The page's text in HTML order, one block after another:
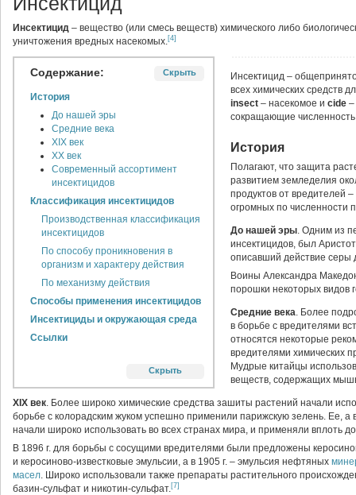
Инсектицид – вещество (или смесь веществ) химического либо
уничтожения вредных насекомых.[4]
Скрыть
Содержание: Скрыть
История
До нашей эры
Средние века
XIX век
XX век
Современный ассортимент
инсектицидов
Классификация инсектицидов
Производственная классификация
инсектицидов
По способу проникновения в
организм и характеру действия
По механизму действия
Способы применения инсектицидов
Инсектициды и окружающая среда
Ссылки
Инсектицид –
всех химических средств
insect – насекомое и cide –
сокращающие
История
Полагают, что защита
развитием земледелия
продуктов от вредителей
огромных по численности
До нашей эры. Одним из
инсектицидов, был
описавший действие серы
Воины Александра
порошки некоторых видов
Средние века. Более
в борьбе с вредителями
относятся некоторые
вредителями химических
Мудрые китайцы
веществ, содержащих
XIX век. Более широко химические средства зашиты растений начали
борьбе с колорадским жуком успешно применили парижскую зелень. Ее,
начали широко ис­пользовать во всех странах мира, и применяли вплоть
В 1896 г. для борьбы с сосущими вредителями были предло­жены
и керосиново-известковые эмульсии, а в 1905 г. – эмульсия нефтяных
масел. Широко ис­пользовали также препараты растительного
базин-сульфат и никотин-сульфат.[7]